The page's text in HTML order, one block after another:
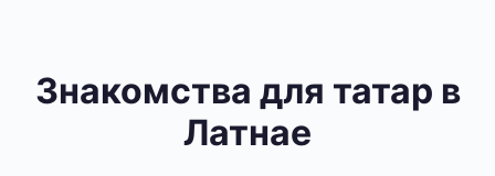
Знакомства для татар в
Латнае